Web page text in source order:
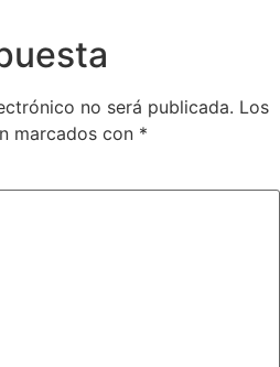
no será publicada. Los
marcados con *